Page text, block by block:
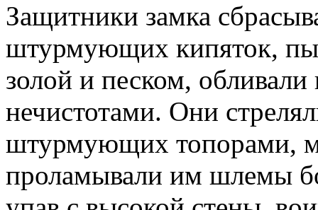
Защитники замка
штурмующих кипяток,
золой и песком,
нечистотами. Они
штурмующих топо­рами,
проламывали им шле­мы